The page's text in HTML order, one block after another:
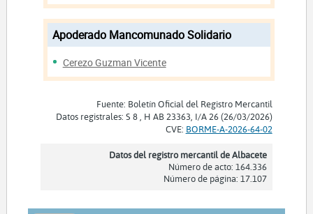
Apoderado Mancomunado Solidario
Cerezo Guzman Vicente
Fuente: Boletín Oficial del Registro Mercantil
Datos registrales: S 8 , H AB 23363, I/A 26 (26/03/2026)
CVE: BORME-A-2026-64-02
Datos del registro mercantil de Albacete
Número de acto: 164.336
Número de página: 17.107